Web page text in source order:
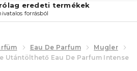
eredeti termékek
forrásból
Eau De Parfum
Mugler
Utántölthető Eau De Parfum Intense